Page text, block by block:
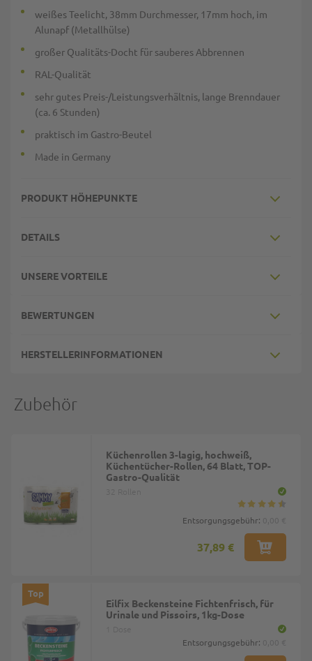
weißes Teelicht, 38mm Durchmesser, 17mm hoch, im
Alunapf (Metallhülse)
großer Qualitäts-Docht für sauberes Abbrennen
RAL-Qualität
sehr gutes Preis-/Leistungsverhältnis, lange Brenndauer
(ca. 6 Stunden)
praktisch im Gastro-Beutel
Made in Germany
PRODUKT HÖHEPUNKTE
DETAILS
UNSERE VORTEILE
BEWERTUNGEN
HERSTELLERINFORMATIONEN
Zubehör
Küchenrollen 3-lagig, hochweiß,
Küchentücher-Rollen, 64 Blatt, TOP-
Gastro-Qualität
Entsorgungsgebühr:
37,89 €
Top
Eilfix Beckensteine Fichtenfrisch, für
Urinale und Pissoirs, 1kg-Dose
Entsorgungsgebühr: